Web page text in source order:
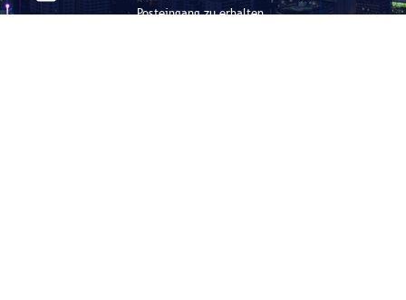
Posteingang zu erhalten.